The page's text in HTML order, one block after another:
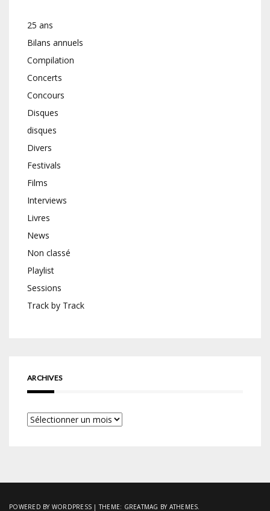
25 ans
Bilans annuels
Compilation
Concerts
Concours
Disques
disques
Divers
Festivals
Films
Interviews
Livres
News
Non classé
Playlist
Sessions
Track by Track
ARCHIVES
Archives
POWERED BY WORDPRESS |THEME: GREATMAG BY ATHEMES.